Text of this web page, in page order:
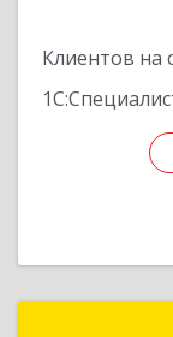
Клиентов на